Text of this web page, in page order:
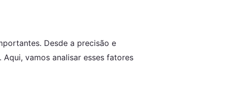
Desde a precisão e
vamos analisar esses fatores